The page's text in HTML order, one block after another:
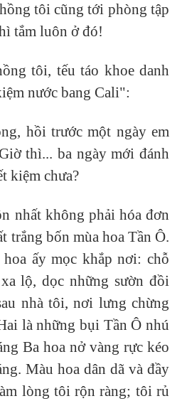
tôi cũng tới phòng tập
tắm luôn ở đó!
tôi, tếu táo khoe danh
nước bang Cali":
hồi trước một ngày em
thì... ba ngày mới đánh
kiệm chưa?
nhất không phải hóa đơn
trắng bốn mùa hoa Tần Ô.
ấy mọc khắp nơi: chỗ
lộ, dọc những sườn đồi
nhà tôi, nơi lưng chừng
là những bụi Tần Ô nhú
Ba hoa nở vàng rực kéo
Màu hoa dân dã và đầy
lòng tôi rộn ràng; tôi rủ